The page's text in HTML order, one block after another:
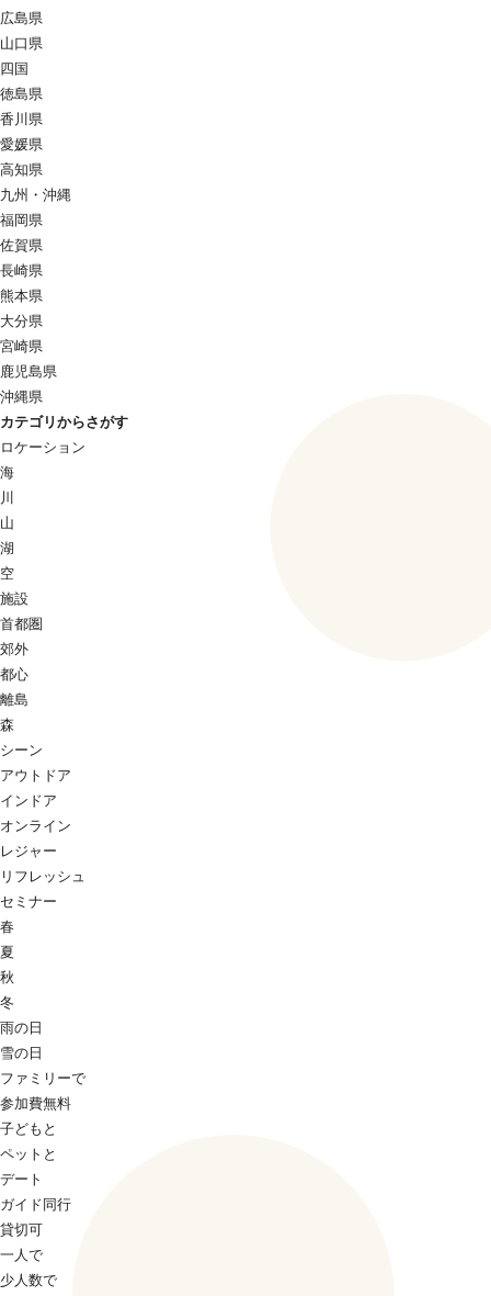
広島県
山口県
四国
徳島県
香川県
愛媛県
高知県
九州・沖縄
福岡県
佐賀県
長崎県
熊本県
大分県
宮崎県
鹿児島県
沖縄県
カテゴリからさがす
ロケーション
海
川
山
湖
空
施設
首都圏
郊外
都心
離島
森
シーン
アウトドア
インドア
オンライン
レジャー
リフレッシュ
セミナー
春
夏
秋
冬
雨の日
雪の日
ファミリーで
参加費無料
子どもと
ペットと
デート
ガイド同行
貸切可
一人で
少人数で